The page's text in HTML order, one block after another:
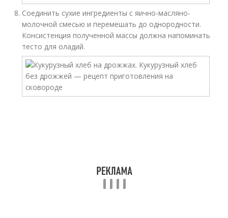
Соединить сухие ингредиенты с яично-масляно-
молочной смесью и перемешать до однородности.
Консистенция полученной массы должна напоминать
тесто для оладий.